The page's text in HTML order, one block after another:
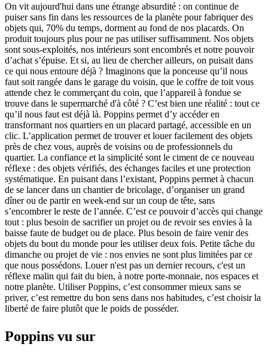
On vit aujourd'hui dans une étrange absurdité : on continue de
puiser sans fin dans les ressources de la planète pour fabriquer des
objets qui, 70% du temps, dorment au fond de nos placards. On
produit toujours plus pour ne pas utiliser suffisamment. Nos objets
sont sous-exploités, nos intérieurs sont encombrés et notre pouvoir
d’achat s’épuise. Et si, au lieu de chercher ailleurs, on puisait dans
ce qui nous entoure déjà ? Imaginons que la ponceuse qu’il nous
faut soit rangée dans le garage du voisin, que le coffre de toit vous
attende chez le commerçant du coin, que l’appareil à fondue se
trouve dans le supermarché d'à côté ? C’est bien une réalité : tout ce
qu’il nous faut est déjà là. Poppins permet d’y accéder en
transformant nos quartiers en un placard partagé, accessible en un
clic. L’application permet de trouver et louer facilement des objets
près de chez vous, auprès de voisins ou de professionnels du
quartier. La confiance et la simplicité sont le ciment de ce nouveau
réflexe : des objets vérifiés, des échanges faciles et une protection
systématique. En puisant dans l’existant, Poppins permet à chacun
de se lancer dans un chantier de bricolage, d’organiser un grand
dîner ou de partir en week-end sur un coup de tête, sans
s’encombrer le reste de l’année. C’est ce pouvoir d’accès qui change
tout : plus besoin de sacrifier un projet ou de revoir ses envies à la
baisse faute de budget ou de place. Plus besoin de faire venir des
objets du bout du monde pour les utiliser deux fois. Petite tâche du
dimanche ou projet de vie : nos envies ne sont plus limitées par ce
que nous possédons. Louer n'est pas un dernier recours, c'est un
réflexe malin qui fait du bien, à notre porte-monnaie, nos espaces et
notre planète. Utiliser Poppins, c’est consommer mieux sans se
priver, c’est remettre du bon sens dans nos habitudes, c’est choisir la
liberté de faire plutôt que le poids de posséder.
Poppins vu sur